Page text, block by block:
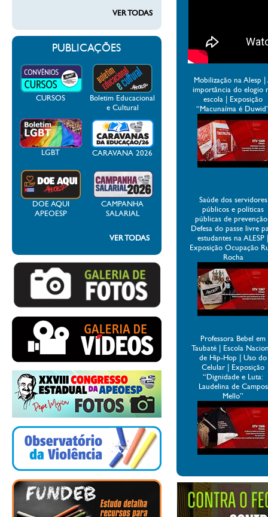
VER TODAS
PUBLICAÇÕES
CURSOS
Boletim Educacional
e Cultural
LGBT CARAVANA 2026
DOE AQUI
APEOESP
CAMPANHA
SALARIAL
VER TODAS
Mobilização na Alesp |
importância do elogio
escola | Exposição
“Macunaíma é
Saúde dos servidores
públicos e políticas
públicas de
Defesa do passe livre
estudantes na ALESP
Exposição Ocupação
Rocha
Professora Bebel em
Taubaté | Escola
de Hip-Hop | Uso do
Celular | Exposição
“Dignidade e Luta:
Laudelina de Campos
Mello”